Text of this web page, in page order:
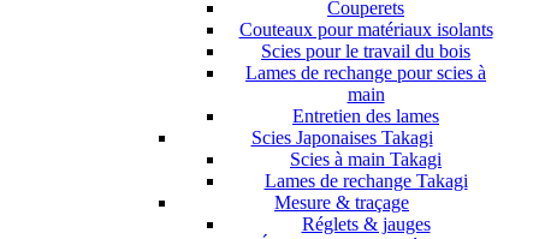
Couperets
Couteaux pour matériaux isolants
Scies pour le travail du bois
Lames de rechange pour scies à
main
Entretien des lames
Scies Japonaises Takagi
Scies à main Takagi
Lames de rechange Takagi
Mesure & traçage
Réglets & jauges